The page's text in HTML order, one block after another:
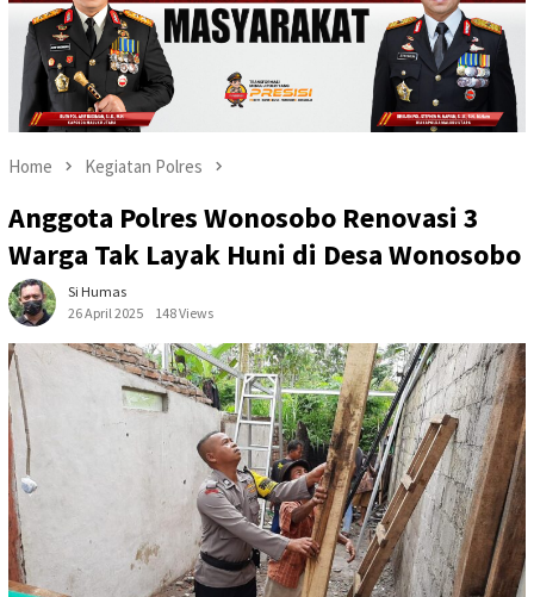
Home Kegiatan Polres
Anggota Polres Wonosobo Renovasi 3
Warga Tak Layak Huni di Desa Wonosobo
Si Humas
26 April 2025
148 Views